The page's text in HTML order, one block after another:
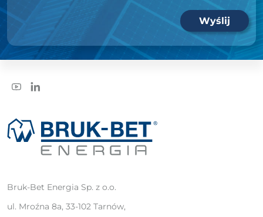
Wyślij
Bruk-Bet Energia Sp. z o.o.
ul. Mroźna 8a, 33-102 Tarnów,